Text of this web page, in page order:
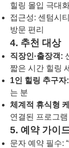
힐링 몰입 극대
접근성: 센텀시
방문 편리
4. 추천 대상
직장인·출장객:
짧은 시간 힐링
1인 힐링 추구자:
는 분
체계적 휴식형
연결된 프로그
5. 예약 가이
문자 예약 필수: